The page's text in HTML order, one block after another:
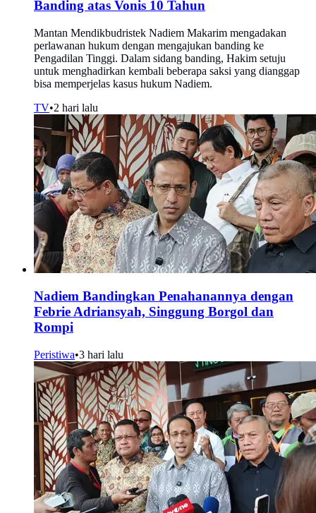
Banding atas Vonis 10 Tahun
Mantan Mendikbudristek Nadiem Makarim mengadakan
perlawanan hukum dengan mengajukan banding ke
Pengadilan Tinggi. Dalam sidang banding, Hakim setuju
untuk menghadirkan kembali beberapa saksi yang dianggap
bisa memperjelas kasus hukum Nadiem.
TV•2 hari lalu
Nadiem Bandingkan Penahanannya dengan
Febrie Adriansyah, Singgung Borgol dan
Rompi
Peristiwa•3 hari lalu